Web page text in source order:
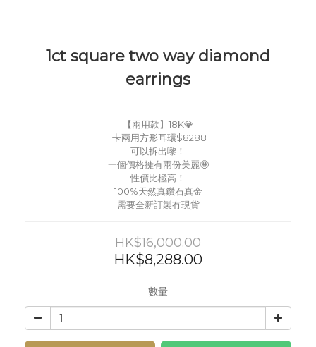
1ct square two way diamond
earrings
【兩用款】18K💎
1卡兩用方形耳環$8288
可以拆出嚟！
一個價格擁有兩份美麗🤩
性價比極高！
100%天然真鑽石真金
需要全新訂製冇現貨
HK$16,000.00
HK$8,288.00
數量